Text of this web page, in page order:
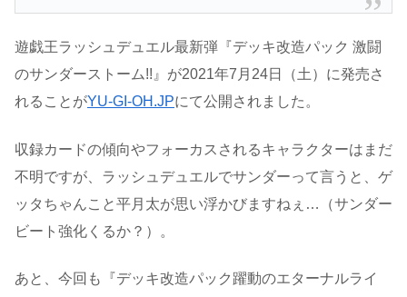
遊戯王ラッシュデュエル最新弾『デッキ改造パック 激闘
のサンダーストーム!!』が2021年7月24日（土）に発売さ
れることがYU-GI-OH.JPにて公開されました。
収録カードの傾向やフォーカスされるキャラクターはまだ
不明ですが、ラッシュデュエルでサンダーって言うと、ゲ
ッタちゃんこと平月太が思い浮かびますねぇ…（サンダー
ビート強化くるか？）。
あと、今回も『デッキ改造パック躍動のエターナルライ